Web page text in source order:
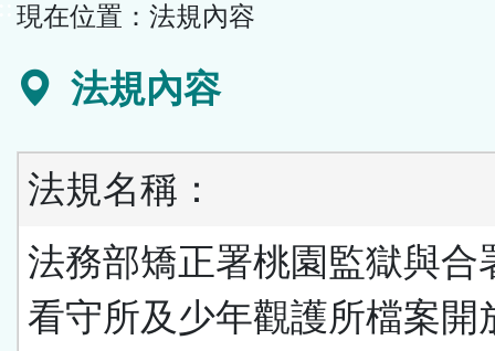
區
現在位置： 法規內容
法規內容
法規名稱：
法務部矯正署桃園監獄與合
看守所及少年觀護所檔案開